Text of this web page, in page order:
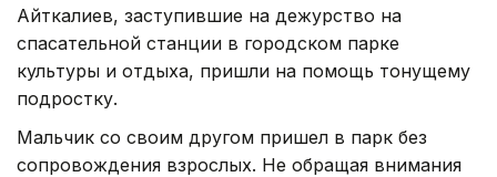
Айткалиев, заступившие на дежурство на
спасательной станции в городском парке
культуры и отдыха, пришли на помощь тонущему
подростку.
Мальчик со своим другом пришел в парк без
сопровождения взрослых. Не обращая внимания